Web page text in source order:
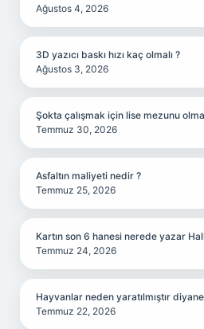
Ağustos 4, 2026
3D yazıcı baskı hızı kaç olmalı ?
Ağustos 3, 2026
Şokta çalışmak için lise mezunu
Temmuz 30, 2026
Asfaltın maliyeti nedir ?
Temmuz 25, 2026
Kartın son 6 hanesi nerede yazar
Temmuz 24, 2026
Hayvanlar neden yaratılmıştır
Temmuz 22, 2026